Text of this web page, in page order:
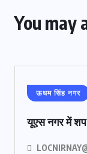
You may
ऊधम सिंह नगर
यूएस नगर में